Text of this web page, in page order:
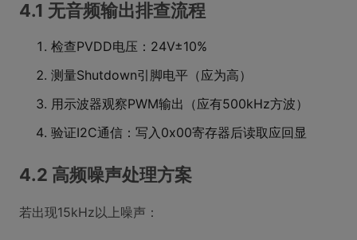
4.1 无音频输出排查流程
检查PVDD电压：24V±10%
测量Shutdown引脚电平（应为高）
用示波器观察PWM输出（应有500kHz方波）
验证I2C通信：写入0x00寄存器后读取应回显
4.2 高频噪声处理方案
若出现15kHz以上噪声：